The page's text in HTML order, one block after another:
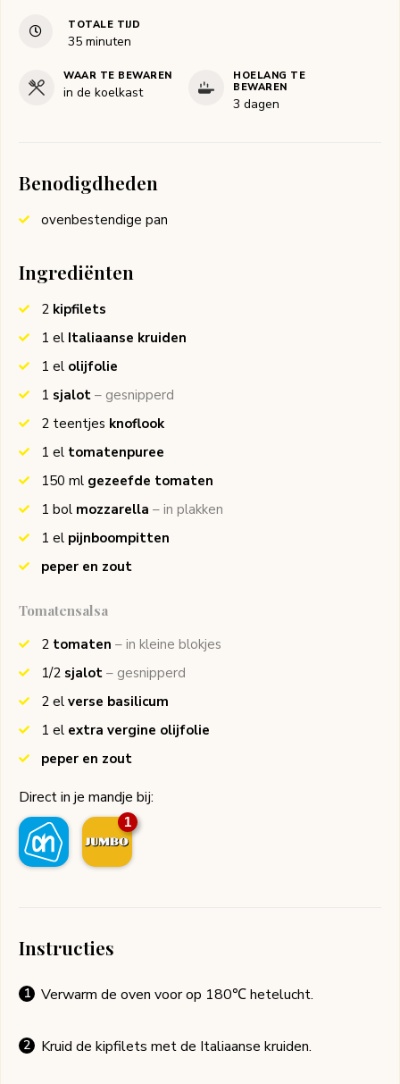
TOTALE TIJD
35minuten
minuten
WAAR TE BEWAREN
in de koelkast
HOELANG TE
BEWAREN
3 dagen
Benodigdheden
ovenbestendige pan
Ingrediënten
2 kipfilets
1 el Italiaanse kruiden
1 el olijfolie
1 sjalot – gesnipperd
2 teentjes knoflook
1 el tomatenpuree
150 ml gezeefde tomaten
1 bol mozzarella – in plakken
1 el pijnboompitten
peper en zout
Tomatensalsa
2 tomaten – in kleine blokjes
1/2 sjalot – gesnipperd
2 el verse basilicum
1 el extra vergine olijfolie
peper en zout
Direct in je mandje bij:
1
Instructies
Verwarm de oven voor op 180℃ hetelucht.
Kruid de kipfilets met de Italiaanse kruiden.